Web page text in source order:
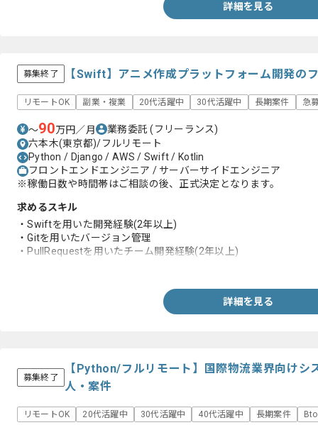
・下記のビジネスプロセス一式の知見
詳細を見る
募集終了 【Swift】アニメ作成プラットフォーム開発の
リモートOK 副業・複業 20代活躍中 30代活躍中 長期案件 急
〜90万円／月 業務委託(フリーランス)
六本木(東京都)/フルリモート
Python / Django / AWS / Swift / Kotlin
フロントエンドエンジニア / サーバーサイドエンジニア
※稼働日数や時間帯はご相談の後、正式決定となります。
求めるスキル
・Swiftを用いた開発経験(2年以上)
・Gitを用いたバージョン管理
・PullRequestを用いたチーム開発経験(2年以上)
詳細を見る
募集終了
【Python/フルリモート】国際物流業界向けシ
人・案件
リモートOK 20代活躍中 30代活躍中 40代活躍中 長期案件